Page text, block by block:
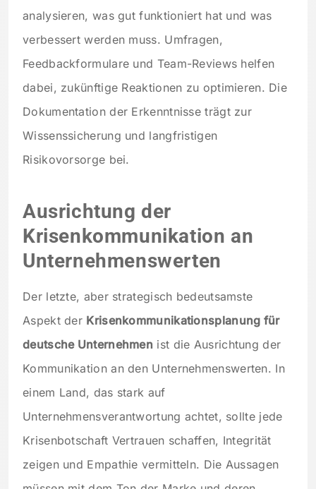
analysieren, was gut funktioniert hat und was
verbessert werden muss. Umfragen,
Feedbackformulare und Team-Reviews helfen
dabei, zukünftige Reaktionen zu optimieren. Die
Dokumentation der Erkenntnisse trägt zur
Wissenssicherung und langfristigen
Risikovorsorge bei.
Ausrichtung der
Krisenkommunikation an
Unternehmenswerten
Der letzte, aber strategisch bedeutsamste
Aspekt der Krisenkommunikationsplanung für
deutsche Unternehmen ist die Ausrichtung der
Kommunikation an den Unternehmenswerten. In
einem Land, das stark auf
Unternehmensverantwortung achtet, sollte jede
Krisenbotschaft Vertrauen schaffen, Integrität
zeigen und Empathie vermitteln. Die Aussagen